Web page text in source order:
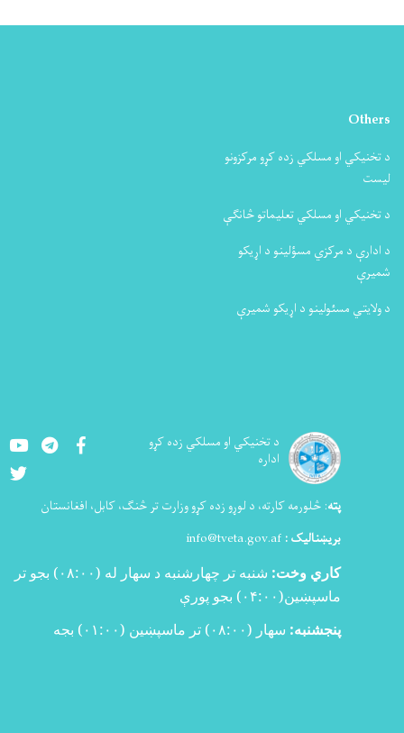
Others
د تخنیکي او مسلکي زده کړو مرکزونو
لیست
د تخنیکي او مسلکي تعلیماتو څانګې
د ادارې د مرکزي مسؤلینو د اړیکو
شمیرې
د ولایتي مسئولینو د اړیکو شمیرې
د تخنيکي او مسلکي زده کړو
اداره
YoutubeLinkedIn
پته: څلورمه کارته، د لوړو زده کړو وزارت تر څنګ، کابل، افغانستان
بریښنالیک : info@tveta.gov.af
کاري وخت: شنبه تر چهارشنبه د سهار له (۰۸:۰۰)
بجو تر
ماسپښین(۰۴:۰۰)
بجو پورې
پنجشنبه: سهار (۰۸:۰۰) تر ماسپښین (۰۱:۰۰) بجه